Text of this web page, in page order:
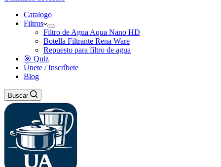
Catalogo
Filtros
Filtro de Agua Aqua Nano HD
Botella Filtrante Rena Ware
Repuesto para filtro de agua
🎯 Quiz
Únete / Inscríbete
Blog
Buscar